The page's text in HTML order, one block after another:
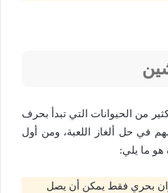
من الحيوانات التي تبدأ بحرف
في حل ألغاز اللعبة، ومن أول
هو ما يلي:
بحري فقط يمكن أن يصل